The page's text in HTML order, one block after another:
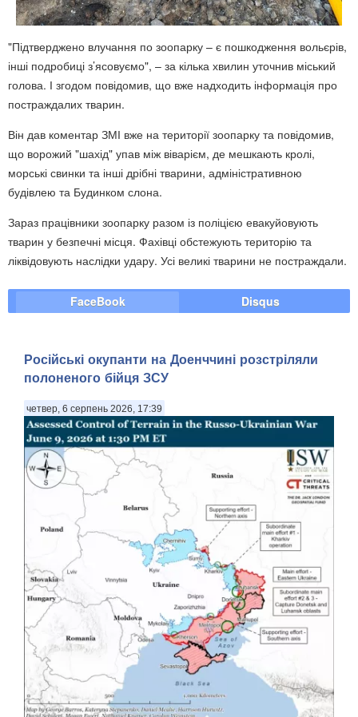
"Підтверджено влучання по зоопарку – є пошкодження вольєрів,
інші подробиці з’ясовуємо", – за кілька хвилин уточнив міський
голова. І згодом повідомив, що вже надходить інформація про
постраждалих тварин.
Він дав коментар ЗМІ вже на території зоопарку та повідомив,
що ворожий "шахід" упав між віварієм, де мешкають кролі,
морські свинки та інші дрібні тварини, адміністративною
будівлею та Будинком слона.
Зараз працівники зоопарку разом із поліцією евакуйовують
тварин у безпечні місця. Фахівці обстежують територію та
ліквідовують наслідки удару. Усі великі тварини не постраждали.
FaceBook Disqus
Російські окупанти на Доенччині розстріляли
полоненого бійця ЗСУ
четвер, 6 серпень 2026, 17:39